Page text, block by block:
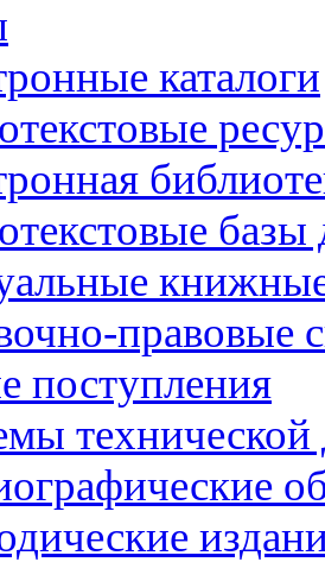
каталоги
правовые
поступления